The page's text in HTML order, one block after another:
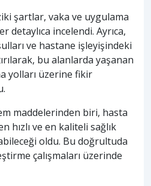
şartlar, vaka ve uygulama
detaylıca incelendi. Ayrıca,
ve hastane işleyişindeki
bu alanlarda yaşanan
yolları üzerine fikir
maddelerinden biri, hasta
hızlı ve en kaliteli sağlık
oldu. Bu doğrultuda
çalışmaları üzerinde